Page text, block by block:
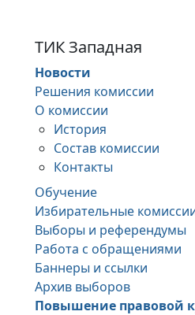
ТИК Западная
Новости
Решения комиссии
О комиссии
История
Состав комиссии
Контакты
Обучение
Избирательные
Выборы и референдумы
Работа с обращениями
Баннеры и ссылки
Архив выборов
Повышение правовой